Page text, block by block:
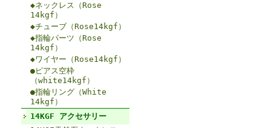
◆ネックレス（Rose
14kgf）
◆チューブ（Rose14kgf）
◆指輪パーツ（Rose
14kgf）
◆ワイヤー（Rose14kgf）
●ピアス空枠
（white14kgf）
●指輪リング（White
14kgf）
14KGF アクセサリー